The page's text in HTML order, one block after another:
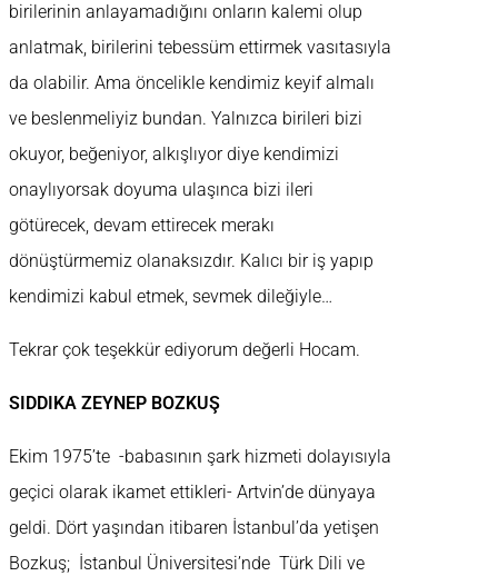
birilerinin anlayamadığını onların kalemi olup
anlatmak, birilerini tebessüm ettirmek vasıtasıyla
da olabilir. Ama öncelikle kendimiz keyif almalı
ve beslenmeliyiz bundan. Yalnızca birileri bizi
okuyor, beğeniyor, alkışlıyor diye kendimizi
onaylıyorsak doyuma ulaşınca bizi ileri
götürecek, devam ettirecek merakı
dönüştürmemiz olanaksızdır. Kalıcı bir iş yapıp
kendimizi kabul etmek, sevmek dileğiyle…
Tekrar çok teşekkür ediyorum değerli Hocam.
SIDDIKA ZEYNEP BOZKUŞ
Ekim 1975’te -babasının şark hizmeti dolayısıyla
geçici olarak ikamet ettikleri- Artvin’de dünyaya
geldi. Dört yaşından itibaren İstanbul’da yetişen
Bozkuş; İstanbul Üniversitesi’nde Türk Dili ve